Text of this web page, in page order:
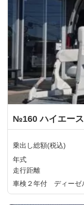
乗出し総額(税込)
年式
走行距離
車検２年付 ディー